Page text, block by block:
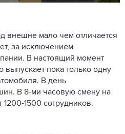
внешне мало чем отличается
за исключением
В настоящий момент
выпускает пока только одну
В день
В 8-ми часовую смену на
1200-1500 сотрудников.